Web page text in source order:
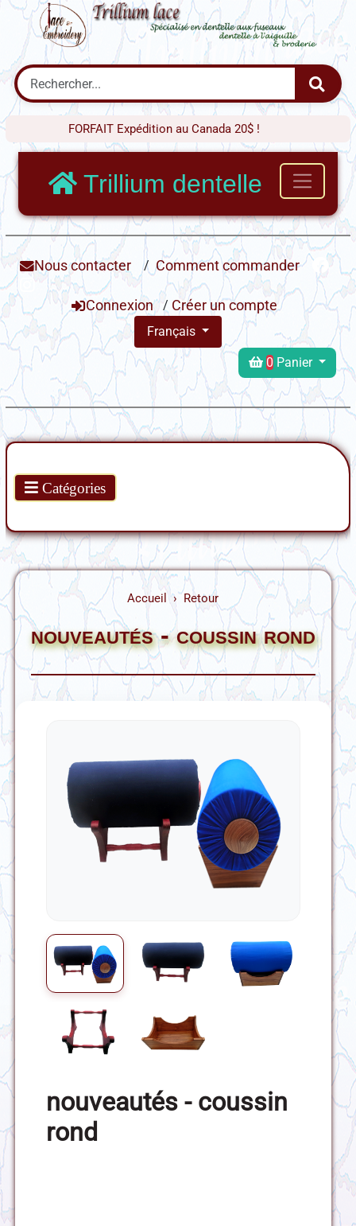
FORFAIT Expédition au Canada 20$ !
Trillium dentelle
Nous contacter / Comment commander
Connexion / Créer un compte
Français
0 Panier
Catégories
Accueil Retour
nouveautés - coussin rond
nouveautés - coussin
rond